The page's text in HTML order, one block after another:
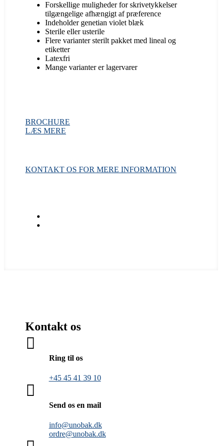
Forskellige muligheder for skrivetykkelser
tilgængelige afhængigt af præference
Indeholder genetian violet blæk
Sterile eller usterile
Flere varianter sterilt pakket med lineal og
etiketter
Latexfri
Mange varianter er lagervarer
BROCHURE
LÆS MERE
KONTAKT OS FOR MERE INFORMATION
Kontakt os

Ring til os
+45 45 41 39 10

Send os en mail
info@unobak.dk
ordre@unobak.dk